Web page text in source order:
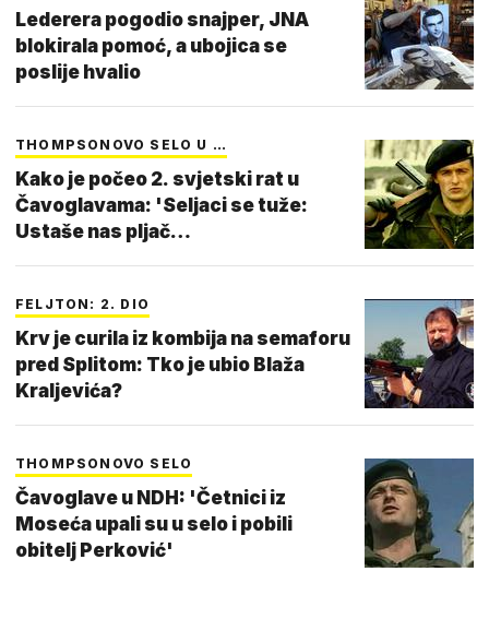
Lederera pogodio snajper, JNA
blokirala pomoć, a ubojica se
poslije hvalio
THOMPSONOVO SELO U …
Kako je počeo 2. svjetski rat u
Čavoglavama: 'Seljaci se tuže:
Ustaše nas pljač…
FELJTON: 2. DIO
Krv je curila iz kombija na semaforu
pred Splitom: Tko je ubio Blaža
Kraljevića?
THOMPSONOVO SELO
Čavoglave u NDH: 'Četnici iz
Moseća upali su u selo i pobili
obitelj Perković'